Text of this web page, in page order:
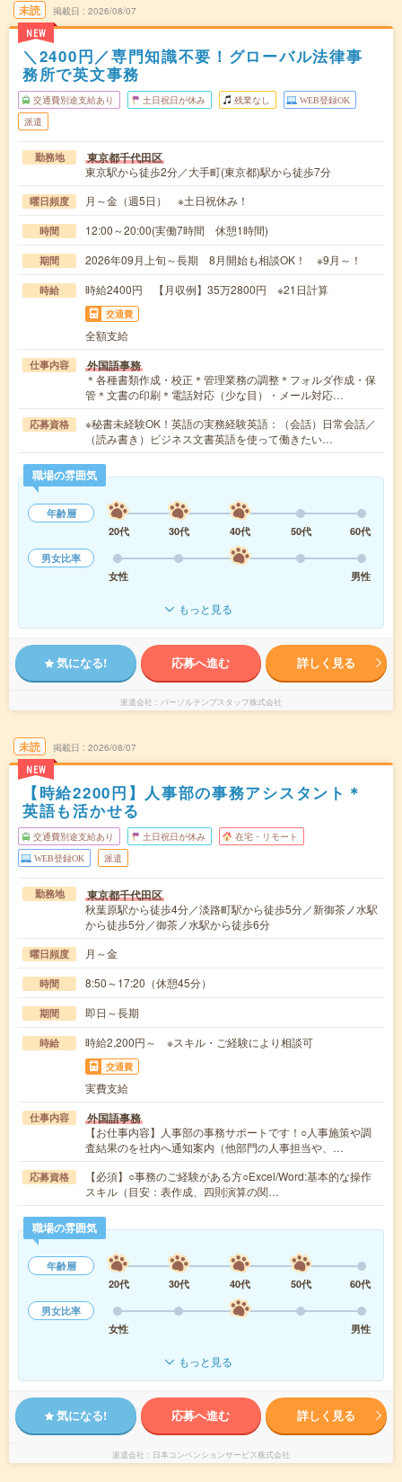
未読
NEW
掲載日 2026/08/07
＼2400円／専門知識不要！グローバル法律事
務所で英文事務
交通費別途支給あり 土日祝日が休み 残業なし WEB登録OK
派遣
勤務地 東京都千代田区
東京駅から徒歩2分／大手町(東京都)駅から徒歩7分
曜日頻度 月～金（週5日） ※土日祝休み！
時間 12:00～20:00(実働7時間 休憩1時間)
期間 2026年09月上旬～長期 8月開始も相談OK！ ※9月～！
時給 時給2400円 【月収例】35万2800円 ※21日計算
交通費
全額支給
仕事内容 外国語事務
＊各種書類作成・校正＊管理業務の調整＊フォルダ作成・保
管＊文書の印刷＊電話対応（少な目）・メール対応…
応募資格
※秘書未経験OK！英語の実務経験英語：（会話）日常会話／
（読み書き）ビジネス文書英語を使って働きたい…
職場の雰囲気
年齢層
20代
30代 40代 50代
60代
男女比率
女性
男性
もっと見る
気になる! 応募へ進む 詳しく見る
派遣会社 パーソルテンプスタッフ株式会社
未読
NEW
掲載日 2026/08/07
【時給2200円】人事部の事務アシスタント＊
英語も活かせる
交通費別途支給あり 土日祝日が休み 在宅・リモート
WEB登録OK 派遣
勤務地 東京都千代田区
秋葉原駅から徒歩4分／淡路町駅から徒歩5分／新御茶ノ水駅
から徒歩5分／御茶ノ水駅から徒歩6分
曜日頻度 月～金
時間 8:50～17:20（休憩45分）
期間 即日～長期
時給 時給2,200円～ ※スキル・ご経験により相談可
交通費
実費支給
仕事内容 外国語事務
【お仕事内容】人事部の事務サポートです！○人事施策や調
査結果のを社内へ通知案内（他部門の人事担当や、…
応募資格
【必須】○事務のご経験がある方○Excel/Word:基本的な操作
スキル（目安：表作成、四則演算の関…
職場の雰囲気
年齢層
20代
30代 40代 50代
60代
男女比率
女性
男性
もっと見る
気になる! 応募へ進む 詳しく見る
派遣会社 日本コンベンションサービス株式会社